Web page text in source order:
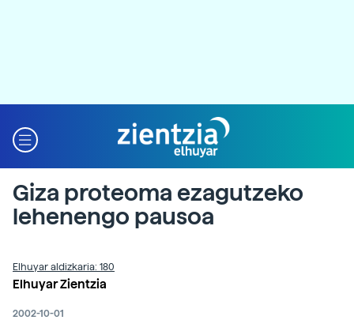
Giza proteoma ezagutzeko
lehenengo pausoa
Elhuyar aldizkaria: 180
Elhuyar Zientzia
2002-10-01